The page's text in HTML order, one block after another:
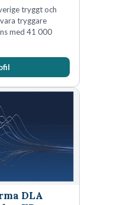
tryggt och
tryggare
med 41 000
DLA